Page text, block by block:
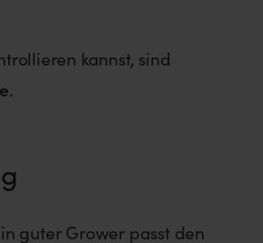
kannst, sind
.
guter Grower passt den